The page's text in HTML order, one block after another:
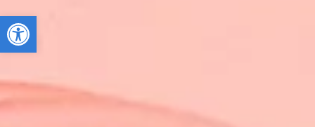
Deschide bara de unelte